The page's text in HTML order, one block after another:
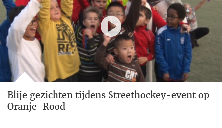
Blije gezichten tijdens Streethockey-event op
Oranje-Rood